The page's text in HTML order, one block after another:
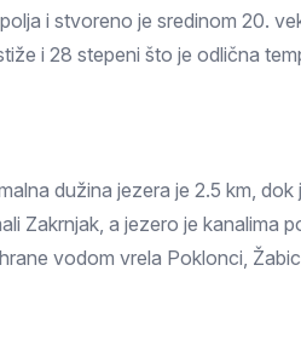
i stvoreno je sredinom 20.
i 28 stepeni što je odlična
dužina jezera je 2.5 km,
Zakrnjak, a jezero je
vodom vrela Poklonci,